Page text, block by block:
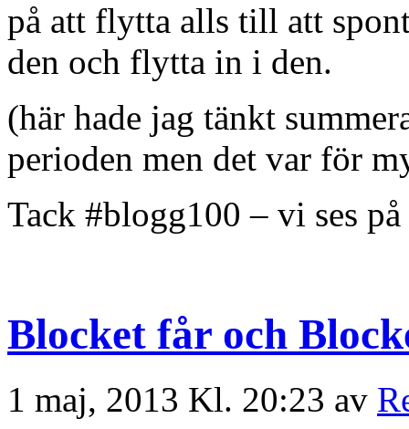
på att flytta alls till att
den och flytta in i den.
(här hade jag tänkt
perioden men det var för
Tack #blogg100 – vi ses på
Blocket får och
1 maj, 2013 Kl. 20:23 av